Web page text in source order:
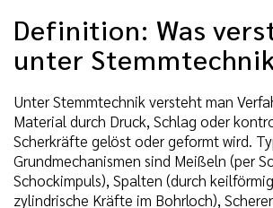
Definition: Was
unter
Unter Stemmtechnik versteht man
Material durch Druck, Schlag oder
Scherkräfte gelöst oder geformt wird.
Grundmechanismen sind Meißeln (per
Schockimpuls), Spalten (durch
zylindrische Kräfte im Bohrloch),